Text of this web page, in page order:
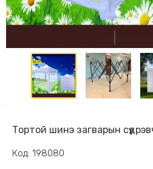
Тортой шинэ загварын
Код: 198080